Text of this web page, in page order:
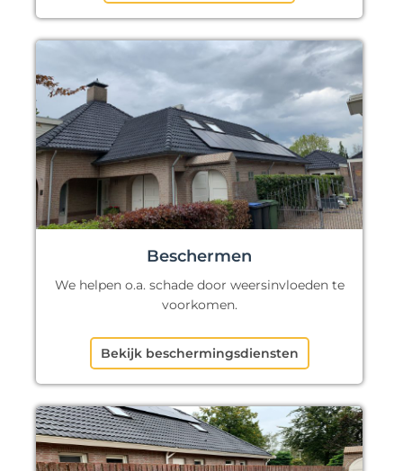
Beschermen
We helpen o.a. schade door weersinvloeden te
voorkomen.
Bekijk beschermingsdiensten